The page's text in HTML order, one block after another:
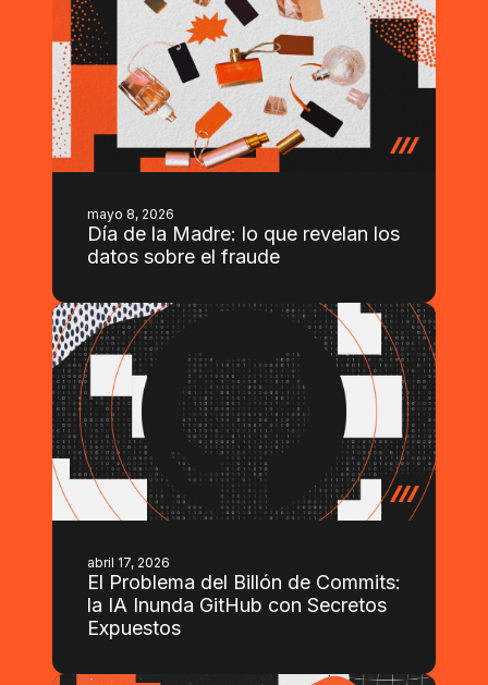
mayo 8, 2026
Día de la Madre: lo que revelan los
datos sobre el fraude
abril 17, 2026
El Problema del Billón de Commits:
la IA Inunda GitHub con Secretos
Expuestos